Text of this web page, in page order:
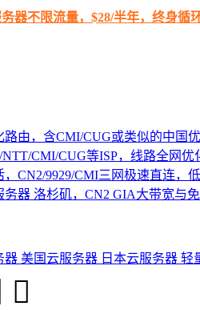
器不限流量，$28/半年，终身循
路由，含CMI/CUG或类似的中国
CMI/CUG等ISP，线路全网优
，CN2/9929/CMI三网极速直连，
务器 洛杉矶，CN2 GIA大带宽与
器 美国云服务器 日本云服务器 轻